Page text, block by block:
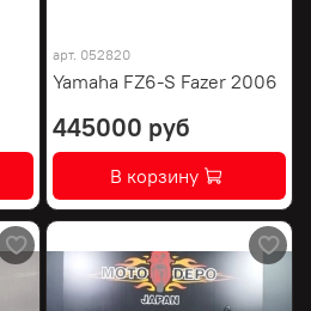
арт. 052820
Yamaha FZ6-S Fazer 2006
445000 руб
В корзину